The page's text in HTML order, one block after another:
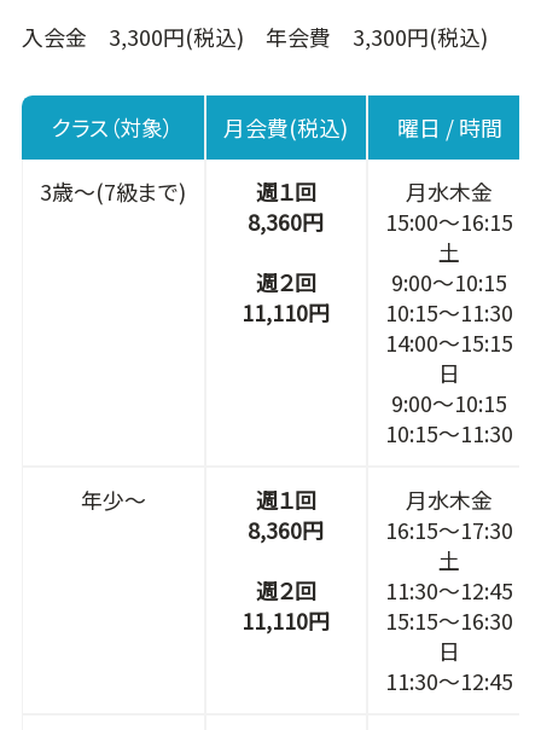
入会金 3,300円(税込) 年会費 3,300円(税込)
クラス（対象） 月会費(税込) 曜日 / 時間
3歳～(7級まで)
週１回
8,360円
週２回
11,110円
月水木金
15:00～16:15
土
9:00～10:15
10:15～11:30
14:00～15:15
日
9:00～10:15
10:15～11:30
年少～
週１回
8,360円
週２回
11,110円
月水木金
16:15～17:30
土
11:30～12:45
15:15～16:30
日
11:30～12:45